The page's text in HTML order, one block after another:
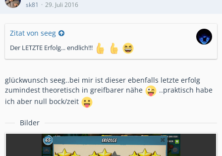
sk81 29. Juli 2016
Zitat von seeg
Der LETZTE Erfolg... endlich!!!
glückwunsch seeg..bei mir ist dieser ebenfalls letzte erfolg
zumindest theoretisch in greifbarer nähe
..praktisch habe
ich aber null bock/zeit
Bilder